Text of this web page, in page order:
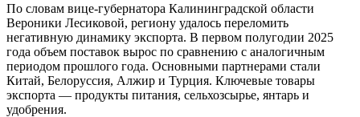
По словам вице-губернатора Калининградской области
Вероники Лесиковой, региону удалось переломить
негативную динамику экспорта. В первом полугодии 2025
года объем поставок вырос по сравнению с аналогичным
периодом прошлого года. Основными партнерами стали
Китай, Белоруссия, Алжир и Турция. Ключевые товары
экспорта — продукты питания, сельхозсырье, янтарь и
удобрения.